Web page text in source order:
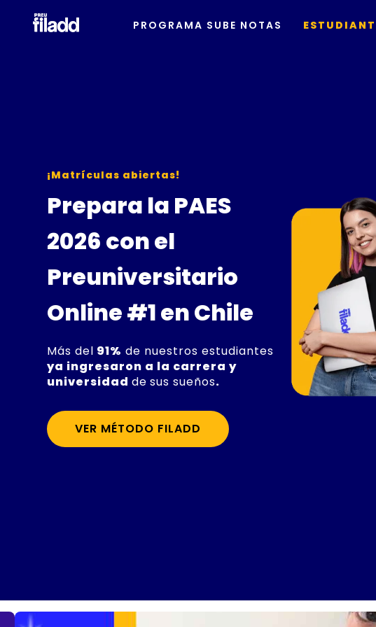
PROGRAMA SUBE NOTAS
¡Matrículas abiertas!
Prepara la PAES
2026 con el
Preuniversitario
Online #1 en Chile
Más del 91% de nuestros estudiantes
ya ingresaron a la carrera y
universidad de sus sueños.
VER MÉTODO FILADD